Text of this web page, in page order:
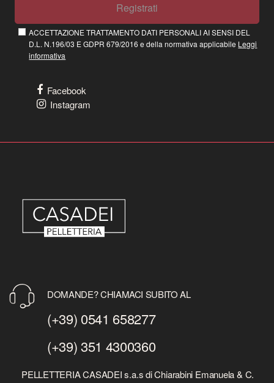
Registrati
ACCETTAZIONE TRATTAMENTO DATI PERSONALI AI SENSI DEL
D.L. N.196/03 E GDPR 679/2016 e della normativa applicabile Leggi
informativa
Facebook
Instagram
DOMANDE? CHIAMACI SUBITO AL
(+39) 0541 658277
(+39) 351 4300360
PELLETTERIA CASADEI s.a.s di Chiarabini Emanuela & C.